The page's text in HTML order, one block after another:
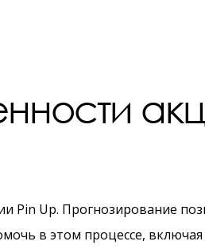
Pin Up. Прогнозирование
в этом процессе, включая